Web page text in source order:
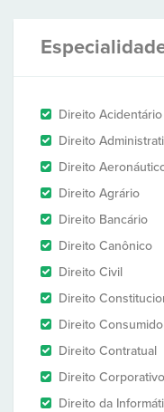
Direito Acidentário
Direito
Direito
Direito Agrário
Direito Bancário
Direito Canônico
Direito Civil
Direito
Direito
Direito Contratual
Direito Corporativo
Direito da